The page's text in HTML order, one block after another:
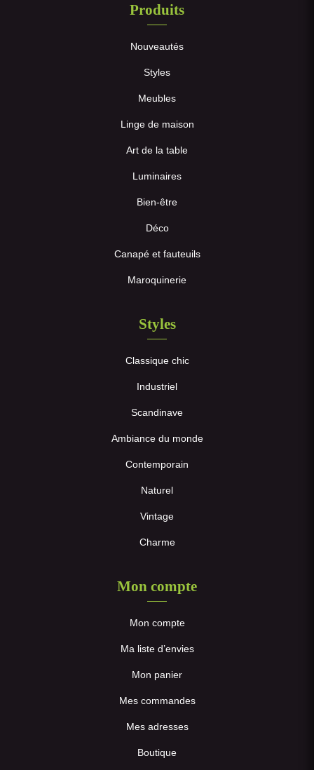
Produits
Nouveautés
Styles
Meubles
Linge de maison
Art de la table
Luminaires
Bien-être
Déco
Canapé et fauteuils
Maroquinerie
Styles
Classique chic
Industriel
Scandinave
Ambiance du monde
Contemporain
Naturel
Vintage
Charme
Mon compte
Mon compte
Ma liste d’envies
Mon panier
Mes commandes
Mes adresses
Boutique